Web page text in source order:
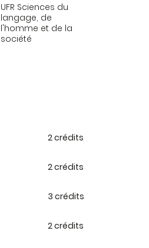
UFR Sciences du
langage, de
l'homme et de la
société
2 crédits
2 crédits
3 crédits
2 crédits